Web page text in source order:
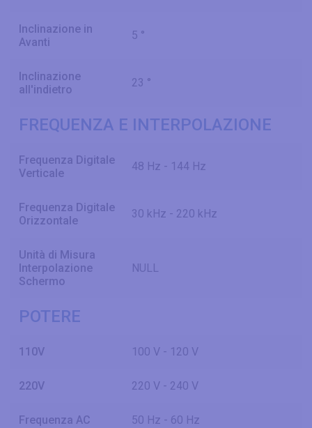
Inclinazione in
Avanti
5 °
Inclinazione
all'indietro
23 °
FREQUENZA E INTERPOLAZIONE
Frequenza Digitale
Verticale
48 Hz - 144 Hz
Frequenza Digitale
Orizzontale
30 kHz - 220 kHz
Unità di Misura
Interpolazione
Schermo
NULL
POTERE
110V 100 V - 120 V
220V 220 V - 240 V
Frequenza AC 50 Hz - 60 Hz